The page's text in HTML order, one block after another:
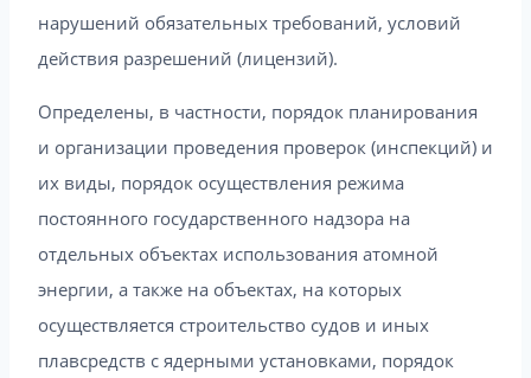
нарушений обязательных требований, условий
действия разрешений (лицензий).
Определены, в частности, порядок планирования
и организации проведения проверок (инспекций) и
их виды, порядок осуществления режима
постоянного государственного надзора на
отдельных объектах использования атомной
энергии, а также на объектах, на которых
осуществляется строительство судов и иных
плавсредств с ядерными установками, порядок